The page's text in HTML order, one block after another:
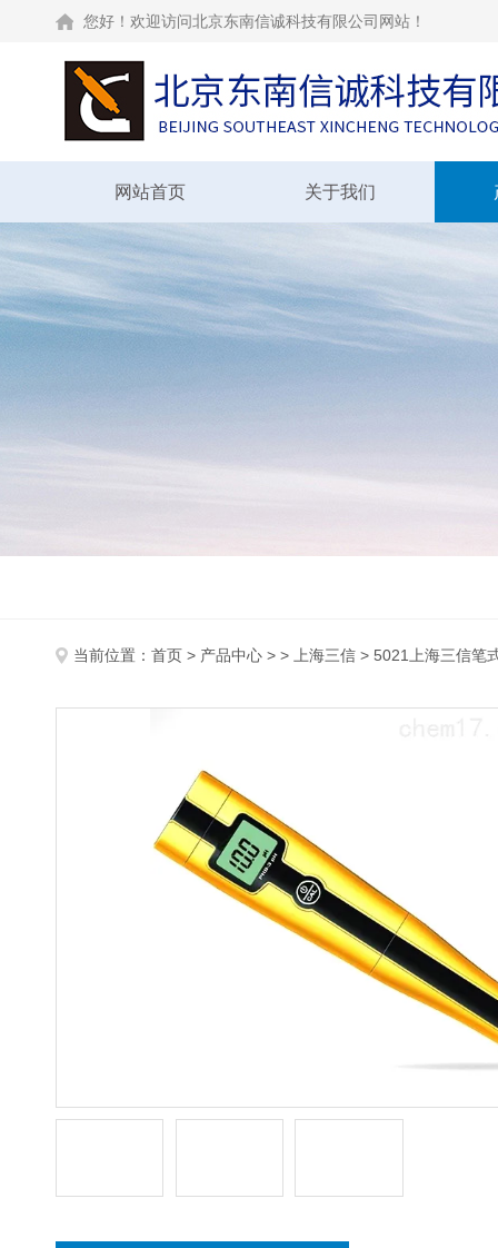
您好！欢迎访问北京东南信诚科技有限公司网站！
网站首页 关于我们
当前位置： 首页 > 产品中心 > > 上海三信 > 5021上海三信笔